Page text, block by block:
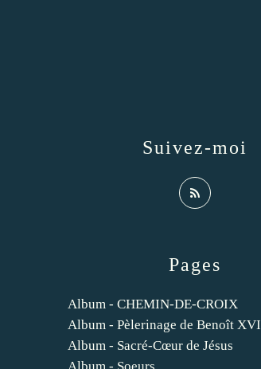
Pages
Album - CHEMIN-DE-CROIX
Album - Pèlerinage de Benoît XVI
Album - Sacré-Cœur de Jésus
Suivez-moi